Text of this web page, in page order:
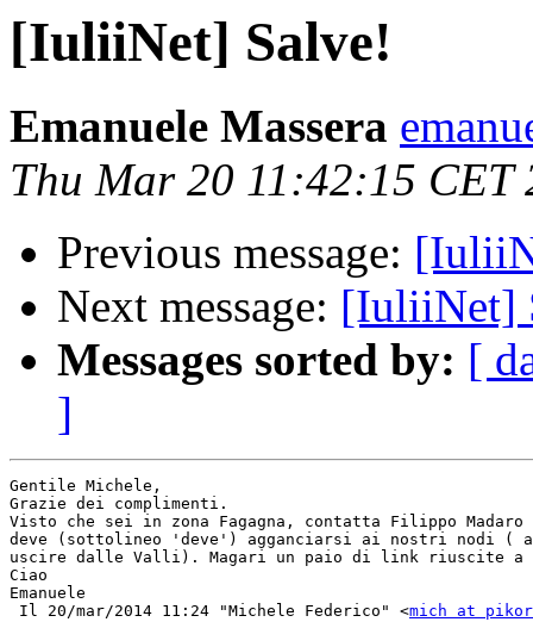
[IuliiNet] Salve!
Emanuele Massera
Thu Mar 20 11:42:15 CET
Previous message:
Next message: [IuliiNet]
Messages sorted by: [
]
Gentile Michele,
Grazie dei complimenti.
Visto che sei in zona Fagagna, contatta Filippo
deve (sottolineo 'deve') agganciarsi ai nostri nodi (
uscire dalle Valli). Magari un paio di link riuscite
Ciao
Emanuele
Il 20/mar/2014 11:24 "Michele Federico" <mich at